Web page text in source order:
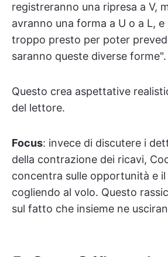
registreranno una ripresa a V,
avranno una forma a U o a L, e
troppo presto per poter
saranno queste diverse forme".
Questo crea aspettative
del lettore.
Focus: invece di discutere i
della contrazione dei ricavi,
concentra sulle opportunità e
cogliendo al volo. Questo
sul fatto che insieme ne